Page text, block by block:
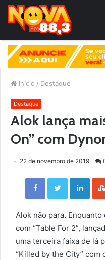
Início / Destaque
Destaque
Alok lança
On” com
22 de novembro de 2019
Facebook Twitter LinkedIn
Alok não para.
com “Table For 2”,
uma terceira faixa de lá
“Killed by the City” com